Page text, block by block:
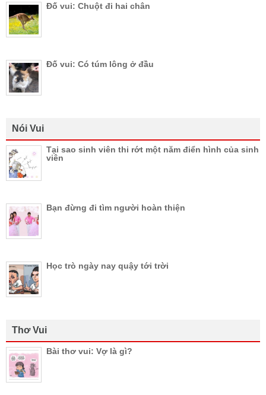
Đố vui: Chuột đi hai chân
Đố vui: Có túm lông ở đầu
Nói Vui
Tại sao sinh viên thi rớt một năm điển hình của sinh
viên
Bạn đừng đi tìm người hoàn thiện
Học trò ngày nay quậy tới trời
Thơ Vui
Bài thơ vui: Vợ là gì?